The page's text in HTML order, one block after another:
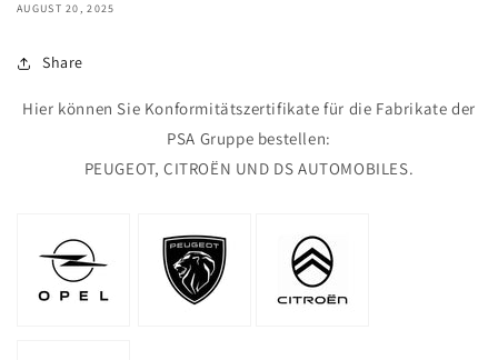
AUGUST 20, 2025
Share
Hier können Sie Konformitätszertifikate für die Fabrikate der
PSA Gruppe bestellen:
PEUGEOT, CITROËN UND DS AUTOMOBILES.